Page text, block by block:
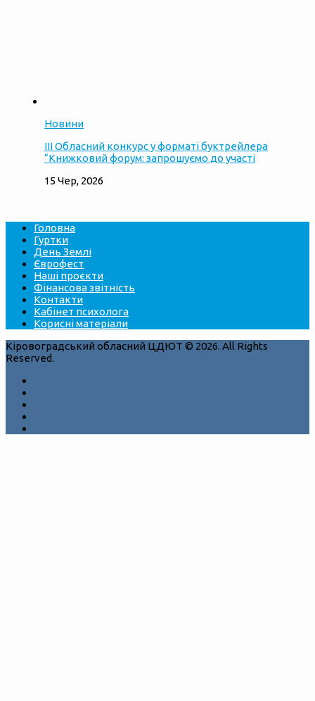
Новини
ІІІ Обласний конкурс у форматі буктрейлера
“Книжковий форум: запрошуємо до участі
15 Чер, 2026
Головна
Гуртки
День Землі
Єврофест
Наші проєкти
Фінансова звітність
Контакти
Кабінет психолога
Корисні матеріали
Кіровоградський обласний ЦДЮТ © 2026. All Rights
Reserved.